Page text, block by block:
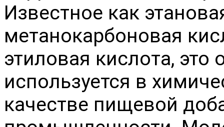
Известное как
метанокарбоновая
этиловая кислота, это
используется в
качестве пищевой